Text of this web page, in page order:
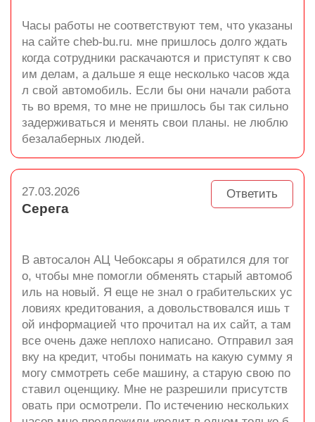
Часы работы не соответствуют тем, что указаны
на сайте cheb-bu.ru. мне пришлось долго ждать
когда сотрудники раскачаются и приступят к сво
им делам, а дальше я еще несколько часов жда
л свой автомобиль. Если бы они начали работа
ть во время, то мне не пришлось бы так сильно
задерживаться и менять свои планы. не люблю
безалаберных людей.
Ответить
27.03.2026
Серега
В автосалон АЦ Чебоксары я обратился для тог
о, чтобы мне помогли обменять старый автомоб
иль на новый. Я еще не знал о грабительских ус
ловиях кредитования, а довольствовался ишь т
ой информацией что прочитал на их сайт, а там
все очень даже неплохо написано. Отправил зая
вку на кредит, чтобы понимать на какую сумму я
могу сммотреть себе машину, а старую свою по
ставил оценщику. Мне не разрешили присутств
овать при осмотрели. По истечению нескольких